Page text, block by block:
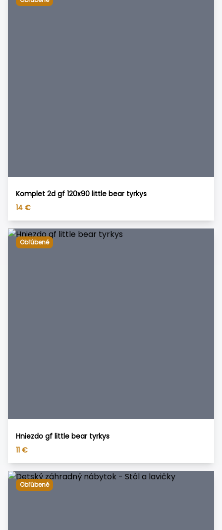
Komplet 2d gf 120x90 little bear tyrkys
14 €
Obľúbené
Hniezdo gf little bear tyrkys
11 €
Obľúbené